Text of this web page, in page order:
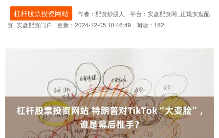
杠杆股票投资网站 作者：配资炒股人
平台：实盘配资网_正规实盘配
资_实盘配资门户
更新：2024-12-05 10:46:49 阅读：162